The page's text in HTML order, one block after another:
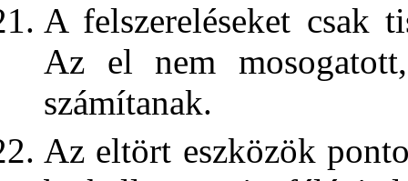
A felszereléseket csak
Az el nem
számítanak.
Az eltört eszközök